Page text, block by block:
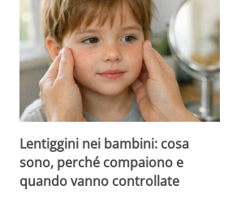
Lentiggini nei bambini: cosa
sono, perché compaiono e
quando vanno controllate